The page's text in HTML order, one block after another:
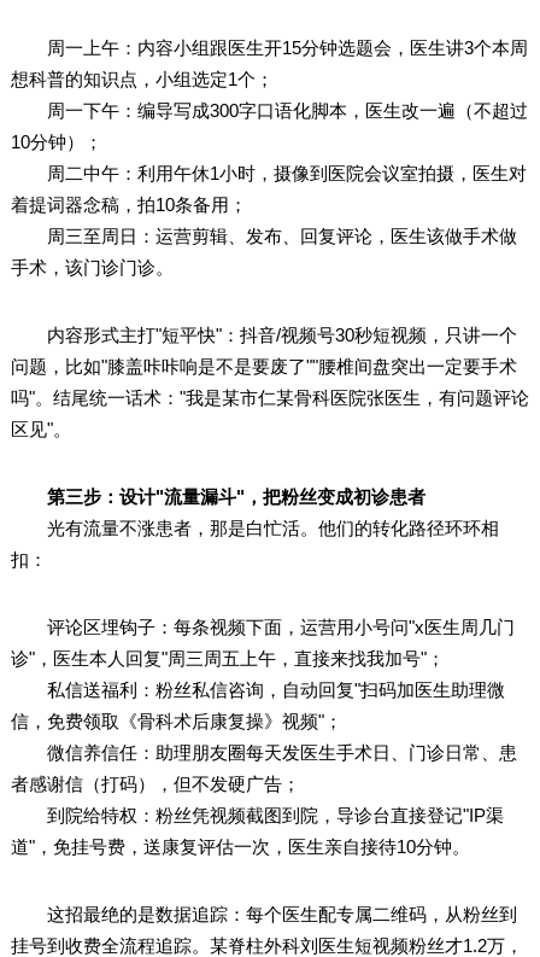
周一上午：内容小组跟医生开15分钟选题会，医生讲3个本周
想科普的知识点，小组选定1个；
周一下午：编导写成300字口语化脚本，医生改一遍（不超过
10分钟）；
周二中午：利用午休1小时，摄像到医院会议室拍摄，医生对
着提词器念稿，拍10条备用；
周三至周日：运营剪辑、发布、回复评论，医生该做手术做
手术，该门诊门诊。
内容形式主打"短平快"：抖音/视频号30秒短视频，只讲一个
问题，比如"膝盖咔咔响是不是要废了""腰椎间盘突出一定要手术
吗"。结尾统一话术："我是某市仁某骨科医院张医生，有问题评论
区见"。
第三步：设计"流量漏斗"，把粉丝变成初诊患者
光有流量不涨患者，那是白忙活。他们的转化路径环环相
扣：
评论区埋钩子：每条视频下面，运营用小号问"x医生周几门
诊"，医生本人回复"周三周五上午，直接来找我加号"；
私信送福利：粉丝私信咨询，自动回复"扫码加医生助理微
信，免费领取《骨科术后康复操》视频"；
微信养信任：助理朋友圈每天发医生手术日、门诊日常、患
者感谢信（打码），但不发硬广告；
到院给特权：粉丝凭视频截图到院，导诊台直接登记"IP渠
道"，免挂号费，送康复评估一次，医生亲自接待10分钟。
这招最绝的是数据追踪：每个医生配专属二维码，从粉丝到
挂号到收费全流程追踪。某脊柱外科刘医生短视频粉丝才1.2万，